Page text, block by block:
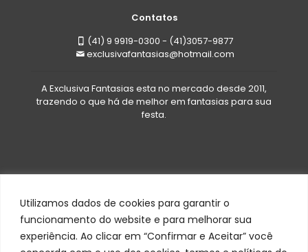
Utilizamos dados de cookies para garantir o
funcionamento do website e para melhorar sua
experiência. Ao clicar em “Confirmar e Aceitar” você
Contatos
(41) 9 9919-0300 - (41)3057-9877
exclusivafantasias@hotmail.com
A Exclusiva Fantasias esta no mercado desde 2011,
trazendo o que há de melhor em fantasias para sua
festa.